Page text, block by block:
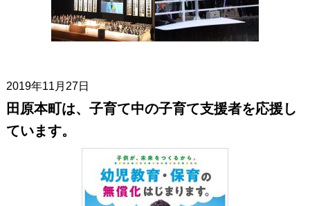
2019年11月27日
田原本町は、子育て中の子育て支援者を応援し
ています。